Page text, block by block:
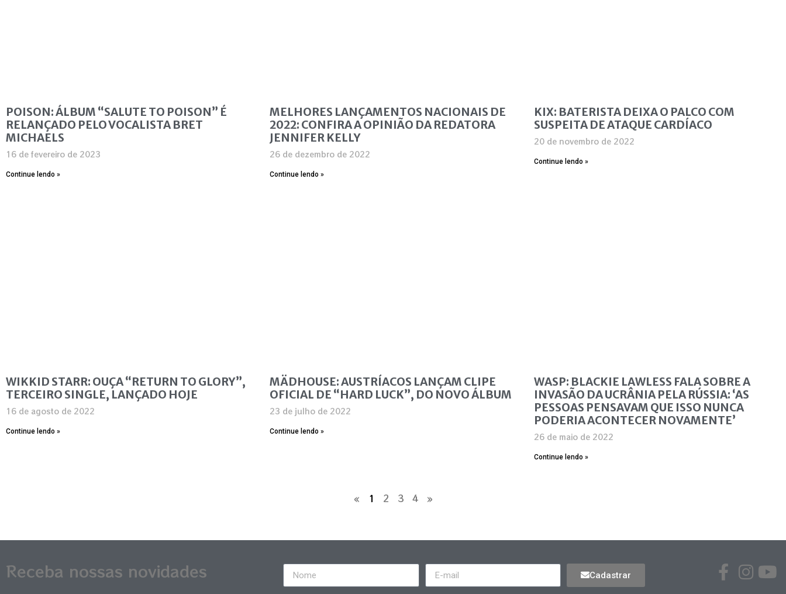
POISON: ÁLBUM “SALUTE TO POISON” É
RELANÇADO PELO VOCALISTA BRET
MICHAELS
16 de fevereiro de 2023
Continue lendo »
MELHORES LANÇAMENTOS NACIONAIS DE
2022: CONFIRA A OPINIÃO DA REDATORA
JENNIFER KELLY
26 de dezembro de 2022
Continue lendo »
KIX: BATERISTA DEIXA O PALCO COM
SUSPEITA DE ATAQUE CARDÍACO
20 de novembro de 2022
Continue lendo »
WIKKID STARR: OUÇA “RETURN TO GLORY”,
TERCEIRO SINGLE, LANÇADO HOJE
16 de agosto de 2022
Continue lendo »
MÄDHOUSE: AUSTRÍACOS LANÇAM CLIPE
OFICIAL DE “HARD LUCK”, DO NOVO ÁLBUM
23 de julho de 2022
Continue lendo »
WASP: BLACKIE LAWLESS FALA SOBRE A
INVASÃO DA UCRÂNIA PELA RÚSSIA: ‘AS
PESSOAS PENSAVAM QUE ISSO NUNCA
PODERIA ACONTECER NOVAMENTE’
26 de maio de 2022
Continue lendo »
« 1 2 3 4 »
Receba nossas novidades Cadastrar